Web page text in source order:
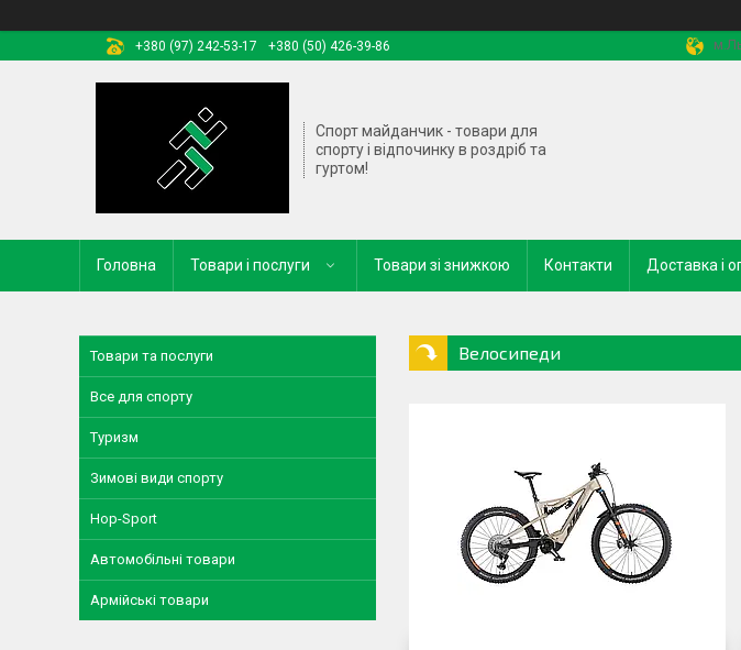
+380 (97) 242-53-17
+380 (50) 426-39-86
Спорт майданчик - товари для
спорту і відпочинку в роздріб та
гуртом!
Головна Товари і послуги Товари зі знижкою Контакти Доставка і
Велосипеди
Товари та послуги
Все для спорту
Туризм
Зимові види спорту
Hop-Sport
Автомобільні товари
Армійські товари